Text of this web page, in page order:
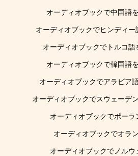
オーディオブックで中国語
オーディオブックでヒンディー
オーディオブックでトルコ語
オーディオブックで韓国語
オーディオブックでアラビア
オーディオブックでスウェーデ
オーディオブックでポーラ
オーディオブックでオラ
オーディオブックでノルウ